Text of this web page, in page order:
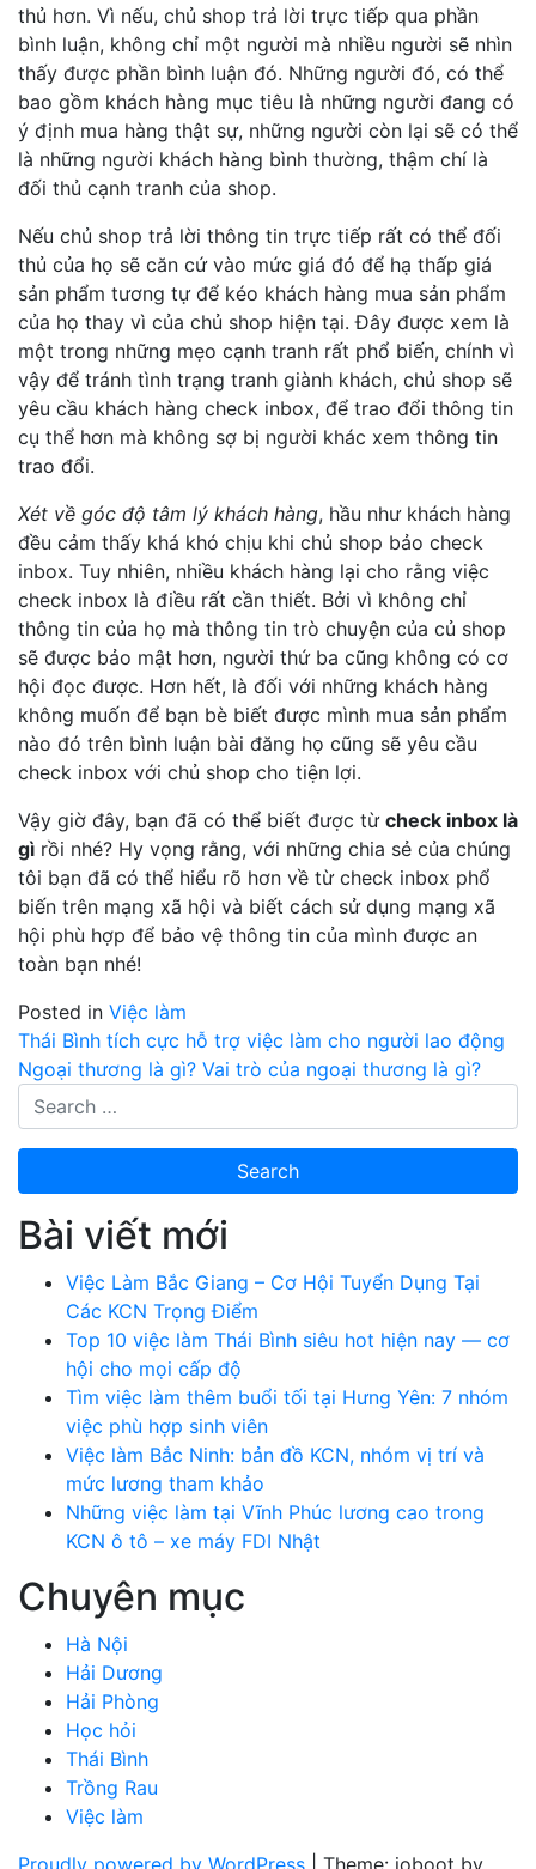
thủ hơn. Vì nếu, chủ shop trả lời trực tiếp qua phần
bình luận, không chỉ một người mà nhiều người sẽ nhìn
thấy được phần bình luận đó. Những người đó, có thể
bao gồm khách hàng mục tiêu là những người đang có
ý định mua hàng thật sự, những người còn lại sẽ có thể
là những người khách hàng bình thường, thậm chí là
đối thủ cạnh tranh của shop.
Nếu chủ shop trả lời thông tin trực tiếp rất có thể đối
thủ của họ sẽ căn cứ vào mức giá đó để hạ thấp giá
sản phẩm tương tự để kéo khách hàng mua sản phẩm
của họ thay vì của chủ shop hiện tại. Đây được xem là
một trong những mẹo cạnh tranh rất phổ biến, chính vì
vậy để tránh tình trạng tranh giành khách, chủ shop sẽ
yêu cầu khách hàng check inbox, để trao đổi thông tin
cụ thể hơn mà không sợ bị người khác xem thông tin
trao đổi.
Xét về góc độ tâm lý khách hàng, hầu như khách hàng
đều cảm thấy khá khó chịu khi chủ shop bảo check
inbox. Tuy nhiên, nhiều khách hàng lại cho rằng việc
check inbox là điều rất cần thiết. Bởi vì không chỉ
thông tin của họ mà thông tin trò chuyện của củ shop
sẽ được bảo mật hơn, người thứ ba cũng không có cơ
hội đọc được. Hơn hết, là đối với những khách hàng
không muốn để bạn bè biết được mình mua sản phẩm
nào đó trên bình luận bài đăng họ cũng sẽ yêu cầu
check inbox với chủ shop cho tiện lợi.
Vậy giờ đây, bạn đã có thể biết được từ check inbox là
gì rồi nhé? Hy vọng rằng, với những chia sẻ của chúng
tôi bạn đã có thể hiểu rõ hơn về từ check inbox phổ
biến trên mạng xã hội và biết cách sử dụng mạng xã
hội phù hợp để bảo vệ thông tin của mình được an
toàn bạn nhé!
Posted in Việc làm
Điều
hướng
bài
viết
Thái Bình tích cực hỗ trợ việc làm cho người lao động
Ngoại thương là gì? Vai trò của ngoại thương là gì?
Bài viết mới
Việc Làm Bắc Giang – Cơ Hội Tuyển Dụng Tại
Các KCN Trọng Điểm
Top 10 việc làm Thái Bình siêu hot hiện nay — cơ
hội cho mọi cấp độ
Tìm việc làm thêm buổi tối tại Hưng Yên: 7 nhóm
việc phù hợp sinh viên
Việc làm Bắc Ninh: bản đồ KCN, nhóm vị trí và
mức lương tham khảo
Những việc làm tại Vĩnh Phúc lương cao trong
KCN ô tô – xe máy FDI Nhật
Chuyên mục
Hà Nội
Hải Dương
Hải Phòng
Học hỏi
Thái Bình
Trồng Rau
Việc làm
Proudly powered by WordPress
Theme: ioboot by